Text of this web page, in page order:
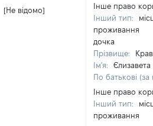
[Не відомо]
Інше право
Інший тип:
проживання
дочка
Прізвище:
Ім'я:
Єлизавета
По батькові (за
Інше право
Інший тип:
проживання